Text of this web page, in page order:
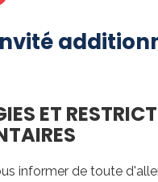
ET
informer de toute